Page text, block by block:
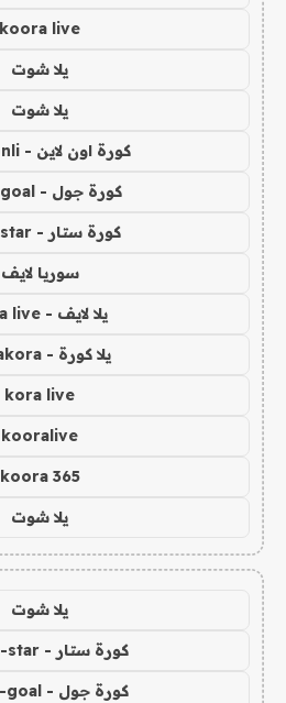
koora live
يلا شوت
يلا شوت
كورة اون لاين - kora onli
كورة جول - kora goal
كورة ستار - kora star
سوريا لايف
يلا لايف - yalla live
يلا كورة - yallakora
kora live
kooralive
koora 365
يلا شوت
يلا شوت
كورة ستار - koora-star
كورة جول - koora-goal